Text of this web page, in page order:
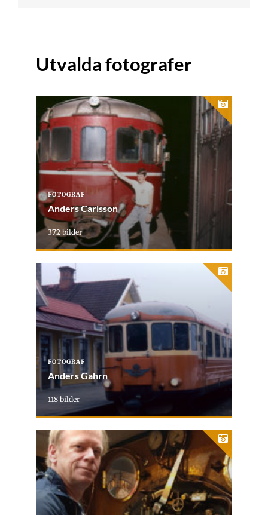
Utvalda fotografer
FOTOGRAF
Anders Carlsson
372 bilder
FOTOGRAF
Anders Gahrn
118 bilder